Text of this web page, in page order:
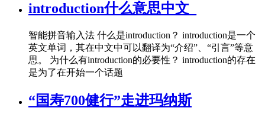
introduction什么意思中文_
智能拼音输入法 什么是introduction？ introduction是一个
英文单词，其在中文中可以翻译为“介绍”、“引言”等意
思。 为什么有introduction的必要性？ introduction的存在
是为了在开始一个话题
“国寿700健行”走进玛纳斯